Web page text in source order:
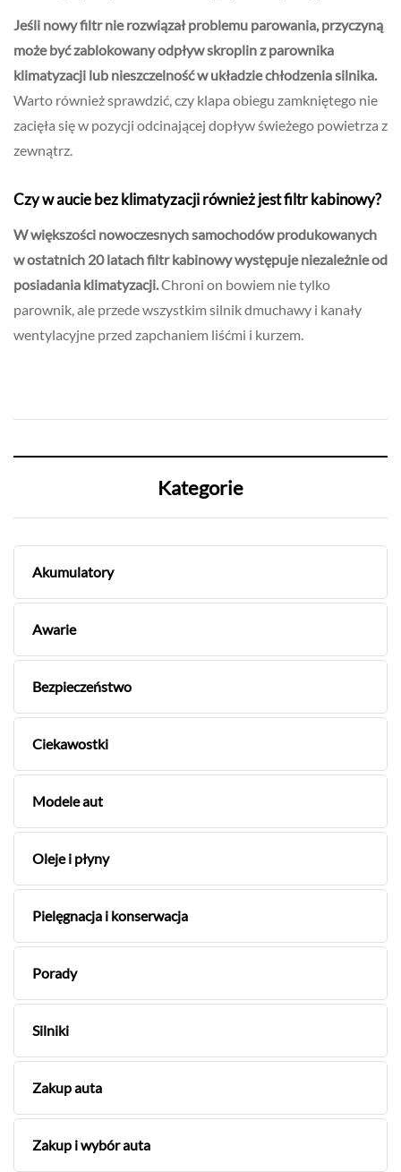
Jeśli nowy filtr nie rozwiązał problemu parowania, przyczyną
może być zablokowany odpływ skroplin z parownika
klimatyzacji lub nieszczelność w układzie chłodzenia silnika.
Warto również sprawdzić, czy klapa obiegu zamkniętego nie
zacięła się w pozycji odcinającej dopływ świeżego powietrza z
zewnątrz.
Czy w aucie bez klimatyzacji również jest filtr kabinowy?
W większości nowoczesnych samochodów produkowanych
w ostatnich 20 latach filtr kabinowy występuje niezależnie od
posiadania klimatyzacji.Chroni on bowiem nie tylko
parownik, ale przede wszystkim silnik dmuchawy i kanały
wentylacyjne przed zapchaniem liśćmi i kurzem.
Kategorie
Akumulatory
Awarie
Bezpieczeństwo
Ciekawostki
Modele aut
Oleje i płyny
Pielęgnacja i konserwacja
Porady
Silniki
Zakup auta
Zakup i wybór auta